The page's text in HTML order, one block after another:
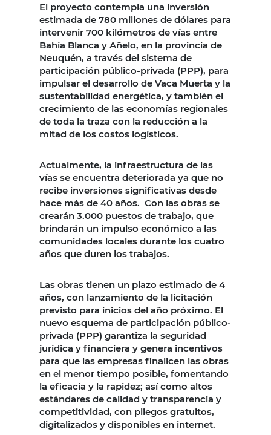
El proyecto contempla una inversión
estimada de 780 millones de dólares para
intervenir 700 kilómetros de vías entre
Bahía Blanca y Añelo, en la provincia de
Neuquén, a través del sistema de
participación público-privada (PPP), para
impulsar el desarrollo de Vaca Muerta y la
sustentabilidad energética, y también el
crecimiento de las economías regionales
de toda la traza con la reducción a la
mitad de los costos logísticos.
Actualmente, la infraestructura de las
vías se encuentra deteriorada ya que no
recibe inversiones significativas desde
hace más de 40 años. Con las obras se
crearán 3.000 puestos de trabajo, que
brindarán un impulso económico a las
comunidades locales durante los cuatro
años que duren los trabajos.
Las obras tienen un plazo estimado de 4
años, con lanzamiento de la licitación
previsto para inicios del año próximo. El
nuevo esquema de participación público-
privada (PPP) garantiza la seguridad
jurídica y financiera y genera incentivos
para que las empresas finalicen las obras
en el menor tiempo posible, fomentando
la eficacia y la rapidez; así como altos
estándares de calidad y transparencia y
competitividad, con pliegos gratuitos,
digitalizados y disponibles en internet.